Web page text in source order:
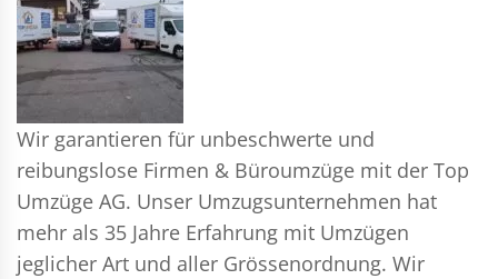
Wir garantieren für unbeschwerte und
reibungslose Firmen & Büroumzüge mit der Top
Umzüge AG. Unser Umzugsunternehmen hat
mehr als 35 Jahre Erfahrung mit Umzügen
jeglicher Art und aller Grössenordnung. Wir